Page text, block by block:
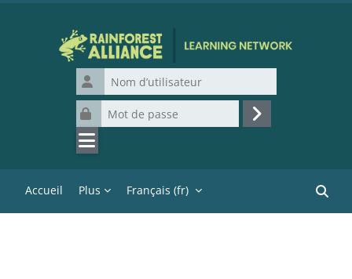
Nom d’utilisateur
Mot de passe
Connexion
Accueil Plus Français ‎(fr)‎